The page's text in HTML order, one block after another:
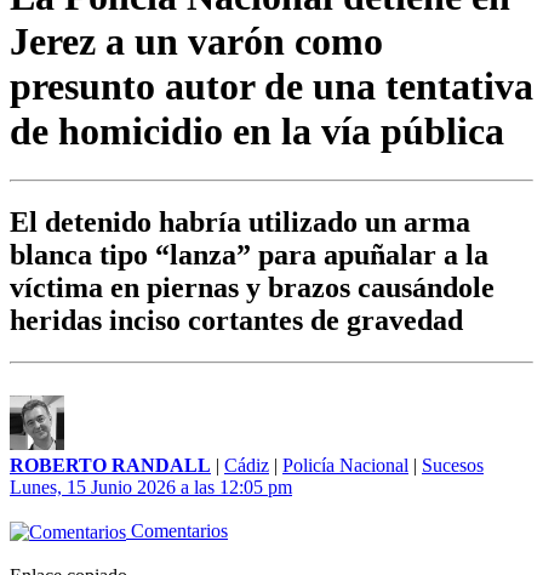
Jerez a un varón como
presunto autor de una tentativa
de homicidio en la vía pública
El detenido habría utilizado un arma
blanca tipo “lanza” para apuñalar a la
víctima en piernas y brazos causándole
heridas inciso cortantes de gravedad
ROBERTO RANDALL | Cádiz | Policía Nacional | Sucesos
Lunes, 15 Junio 2026 a las 12:05 pm
Comentarios